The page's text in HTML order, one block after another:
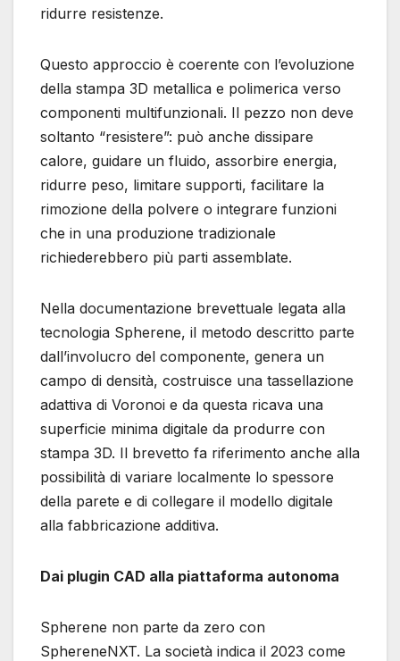
ridurre resistenze.
Questo approccio è coerente con l’evoluzione
della stampa 3D metallica e polimerica verso
componenti multifunzionali. Il pezzo non deve
soltanto “resistere”: può anche dissipare
calore, guidare un fluido, assorbire energia,
ridurre peso, limitare supporti, facilitare la
rimozione della polvere o integrare funzioni
che in una produzione tradizionale
richiederebbero più parti assemblate.
Nella documentazione brevettuale legata alla
tecnologia Spherene, il metodo descritto parte
dall’involucro del componente, genera un
campo di densità, costruisce una tassellazione
adattiva di Voronoi e da questa ricava una
superficie minima digitale da produrre con
stampa 3D. Il brevetto fa riferimento anche alla
possibilità di variare localmente lo spessore
della parete e di collegare il modello digitale
alla fabbricazione additiva.
Dai plugin CAD alla piattaforma autonoma
Spherene non parte da zero con
SphereneNXT. La società indica il 2023 come